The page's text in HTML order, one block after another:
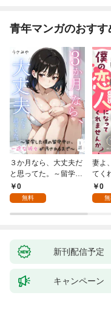
青年マンガのおすす
３か月なら、大丈夫だ
と思ってた。～留学し
た僕の留守中に、一途
な彼女が汚されるまで
0
無料
妻よ
てく
話0
新刊配信予定
キャンペーン